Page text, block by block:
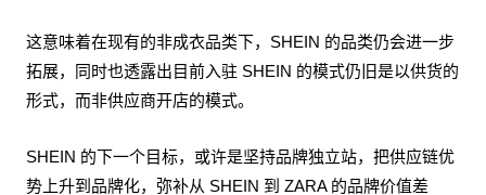
这意味着在现有的非成衣品类下，SHEIN 的品类仍会进一步
拓展，同时也透露出目前入驻 SHEIN 的模式仍旧是以供货的
形式，而非供应商开店的模式。
SHEIN 的下一个目标，或许是坚持品牌独立站，把供应链优
势上升到品牌化，弥补从 SHEIN 到 ZARA 的品牌价值差